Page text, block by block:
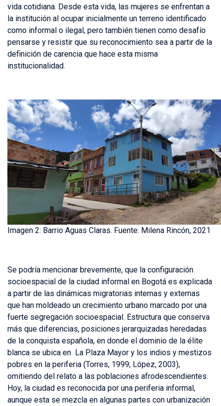
vida cotidiana. Desde esta vida, las mujeres se enfrentan a
la institución al ocupar inicialmente un terreno identificado
como informal o ilegal, pero también tienen como desafío
pensarse y resistir que su reconocimiento sea a partir de la
definición de carencia que hace esta misma
institucionalidad.
Imagen 2: Barrio Aguas Claras. Fuente: Milena Rincón, 2021
Se podría mencionar brevemente, que la configuración
socioespacial de la ciudad informal en Bogotá es explicada
a partir de las dinámicas migratorias internas y externas
que han moldeado un crecimiento urbano marcado por una
fuerte segregación socioespacial. Estructura que conserva
más que diferencias, posiciones jerarquizadas heredadas
de la conquista española, en donde el dominio de la élite
blanca se ubica en La Plaza Mayor y los indios y mestizos
pobres en la periferia (Torres, 1999; López, 2003),
omitiendo del relato a las poblaciones afrodescendientes.
Hoy, la ciudad es reconocida por una periferia informal,
aunque esta se mezcla en algunas partes con urbanización